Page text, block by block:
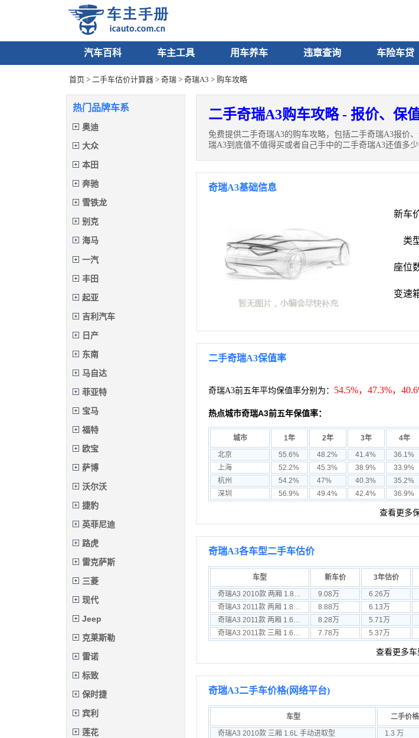
汽车百科 车主工具 用车养车 违章查询 车险车贷
首页 > 二手车估价计算器 > 奇瑞 > 奇瑞A3 > 购车攻略
二手奇瑞A3购车攻略 - 报价、保
免费提供二手奇瑞A3的购车攻略，包括二手奇瑞A3报价
瑞A3到底值不值得买或者自己手中的二手奇瑞A3还值多少
奇瑞A3基础信息
新车
类
座位
变速
二手奇瑞A3保值率
奇瑞A3前五年平均保值率分别为： 54.5%，47.3%，
热点城市奇瑞A3前五年保值率：
城市 1年 2年 3年 4年
北京
55.6% 48.2% 41.4% 36.1%
上海
52.2% 45.3% 38.9% 33.9%
杭州
54.2% 47% 40.3% 35.2%
深圳
56.9% 49.4% 42.4% 36.9%
查看更多
奇瑞A3各车型二手车估价
车型 新车价 3年估价
奇瑞A3 2010款 两厢 1.8L 手动尊贵型
9.08万 6.26万
奇瑞A3 2011款 两厢 1.8L 自动进取型
8.88万 6.13万
奇瑞A3 2011款 两厢 1.6L DVVT 手动尊贵型
8.28万 5.71万
奇瑞A3 2011款 三厢 1.6L DVVT 手动进取型
7.78万 5.37万
查看更多车
奇瑞A3二手车价格(网络平台)
车型 二手价格
奇瑞A3 2010款 三厢 1.6L 手动进取型
1.3 万
热门品牌车系
奥迪
大众
本田
奔驰
雪铁龙
别克
海马
一汽
丰田
起亚
吉利汽车
日产
东南
马自达
菲亚特
宝马
福特
欧宝
萨博
沃尔沃
捷豹
英菲尼迪
路虎
雷克萨斯
三菱
现代
Jeep
克莱斯勒
雷诺
标致
保时捷
宾利
莲花